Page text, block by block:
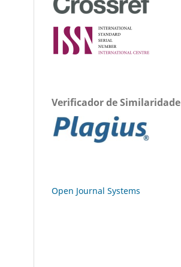
Verificador de Similaridade
Open Journal Systems